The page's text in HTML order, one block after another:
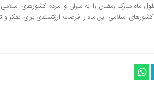
ماه مبارک رمضان را به سران و مردم کشورهای
اسلامی این ماه را فرصت ارزشمندی برای تفکر